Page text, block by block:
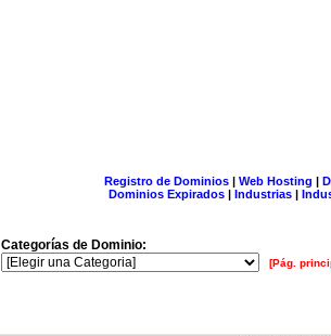
Registro de Dominios| Web Hosting |
Dominios Expirados | Industrias |
Categorías de Dominio:
[Pág.